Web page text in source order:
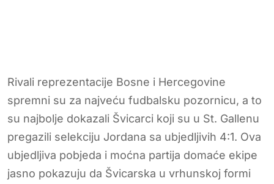
Rivali reprezentacije Bosne i Hercegovine
spremni su za najveću fudbalsku pozornicu, a to
su najbolje dokazali Švicarci koji su u St. Gallenu
pregazili selekciju Jordana sa ubjedljivih 4:1. Ova
ubjedljiva pobjeda i moćna partija domaće ekipe
jasno pokazuju da Švicarska u vrhunskoj formi